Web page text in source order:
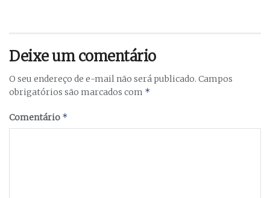
Deixe um comentário
O seu endereço de e-mail não será publicado. Campos
obrigatórios são marcados com *
Comentário *